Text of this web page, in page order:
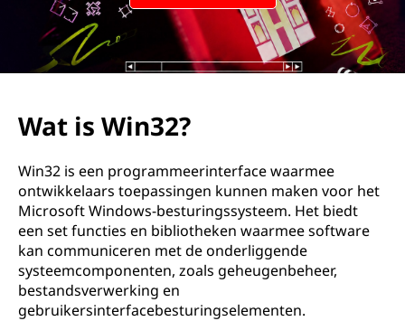
Wat is Win32?
Win32 is een programmeerinterface waarmee
ontwikkelaars toepassingen kunnen maken voor het
Microsoft Windows-besturingssysteem. Het biedt
een set functies en bibliotheken waarmee software
kan communiceren met de onderliggende
systeemcomponenten, zoals geheugenbeheer,
bestandsverwerking en
gebruikersinterfacebesturingselementen.